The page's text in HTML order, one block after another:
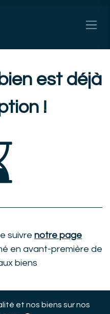
est déjà
!
suivre notre page
en avant-première de
biens
et nos biens sur nos